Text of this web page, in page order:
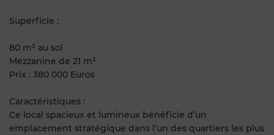
Superficie :
80 m² au sol
Mezzanine de 21 m²
Prix : 380 000 Euros
Caractéristiques :
Ce local spacieux et lumineux bénéficie d’un
emplacement stratégique dans l’un des quartiers les plus